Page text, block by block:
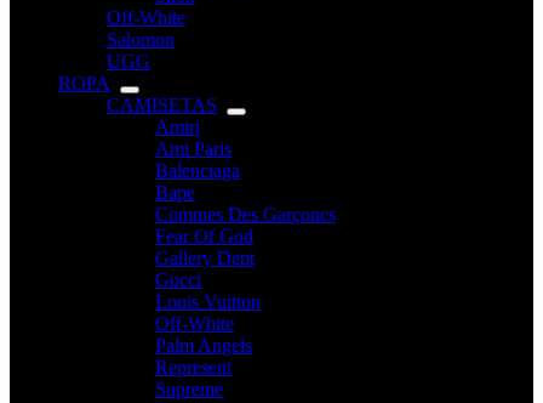
Off-White
Salomon
UGG
ROPA
CAMISETAS
Amiri
Ami Paris
Balenciaga
Bape
Commes Des Garçoncs
Fear Of God
Gallery Dept
Gucci
Louis Vuitton
Off-White
Palm Angels
Represent
Supreme